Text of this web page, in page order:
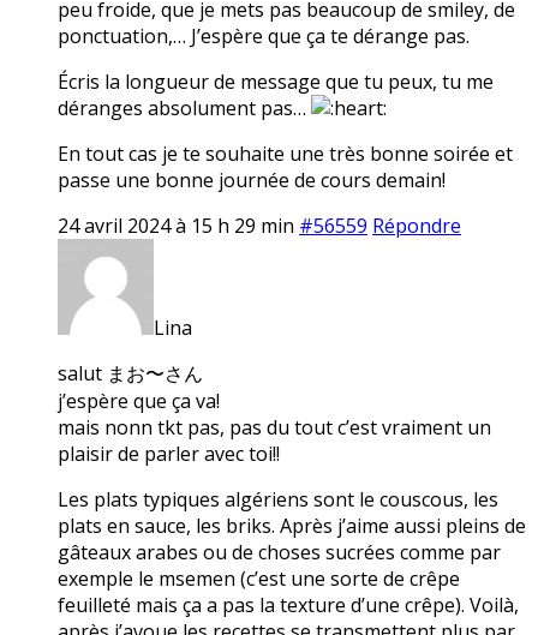
peu froide, que je mets pas beaucoup de smiley, de
ponctuation,… J’espère que ça te dérange pas.
Écris la longueur de message que tu peux, tu me
déranges absolument pas…
En tout cas je te souhaite une très bonne soirée et
passe une bonne journée de cours demain!
24 avril 2024 à 15 h 29 min #56559 Répondre
Lina
salut まお〜さん
j’espère que ça va!
mais nonn tkt pas, pas du tout c’est vraiment un
plaisir de parler avec toi!!
Les plats typiques algériens sont le couscous, les
plats en sauce, les briks. Après j’aime aussi pleins de
gâteaux arabes ou de choses sucrées comme par
exemple le msemen (c’est une sorte de crêpe
feuilleté mais ça a pas la texture d’une crêpe). Voilà,